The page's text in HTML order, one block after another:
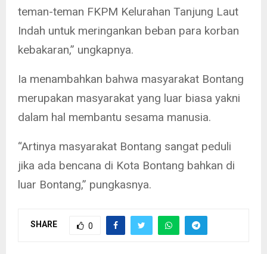
teman-teman FKPM Kelurahan Tanjung Laut
Indah untuk meringankan beban para korban
kebakaran,” ungkapnya.
Ia menambahkan bahwa masyarakat Bontang
merupakan masyarakat yang luar biasa yakni
dalam hal membantu sesama manusia.
“Artinya masyarakat Bontang sangat peduli
jika ada bencana di Kota Bontang bahkan di
luar Bontang,” pungkasnya.
SHARE 0